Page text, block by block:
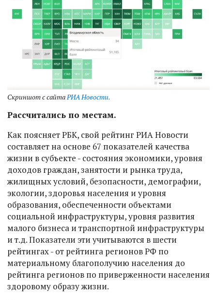
Скриншот с сайтаРИА Новости.
Рассчитались по местам.
Как поясняет РБК, свой рейтинг РИА Новости
составляет на основе 67 показателей качества
жизни в субъекте - состояния экономики, уровня
доходов граждан, занятости и рынка труда,
жилищных условий, безопасности, демографии,
экологии, здоровья населения и уровня
образования, обеспеченности объектами
социальной инфраструктуры, уровня развития
малого бизнеса и транспортной инфраструктуры
и т.д. Показатели эти учитываются в шести
рейтингах - от рейтинга регионов РФ по
материальному благополучию населения до
рейтинга регионов по приверженности населения
здоровому образу жизни.